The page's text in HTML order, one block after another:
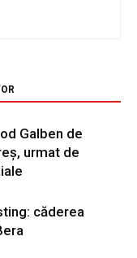
Galben de
urmat de
căderea